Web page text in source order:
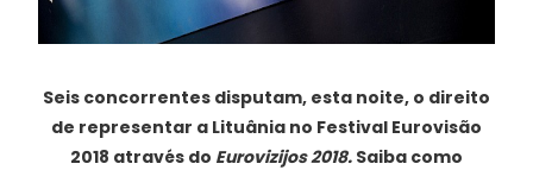
Seis concorrentes disputam, esta noite, o direito
de representar a Lituânia no Festival Eurovisão
2018 através do Eurovizijos 2018. Saiba como